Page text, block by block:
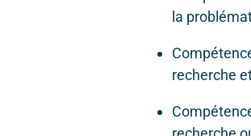
la
recherche